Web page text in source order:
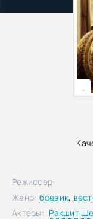
,
Режиссер:
Жанр: боевик,
Актеры: Ракшит